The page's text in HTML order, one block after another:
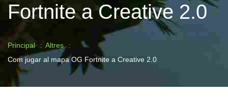
Fortnite a Creative 2.0
Principal
Altres
Com jugar al mapa OG Fortnite a Creative 2.0